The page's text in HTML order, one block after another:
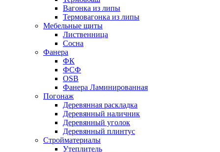
Вагонка из липы
Термовагонка из липы
Мебельные щиты
Лиственница
Сосна
Фанера
ФК
ФСФ
OSB
Фанера Ламинированная
Погонаж
Деревянная раскладка
Деревянный наличник
Деревянный уголок
Деревянный плинтус
Стройматериалы
Утеплитель